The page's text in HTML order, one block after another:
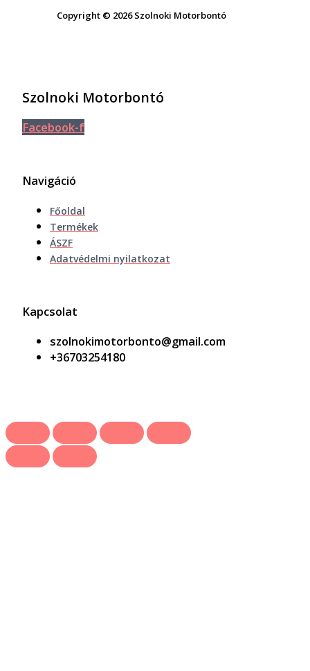
Copyright © 2026 Szolnoki Motorbontó
Szolnoki Motorbontó
Facebook-f
Navigáció
Főoldal
Termékek
ÁSZF
Adatvédelmi nyilatkozat
Kapcsolat
szolnokimotorbonto@gmail.com
+36703254180